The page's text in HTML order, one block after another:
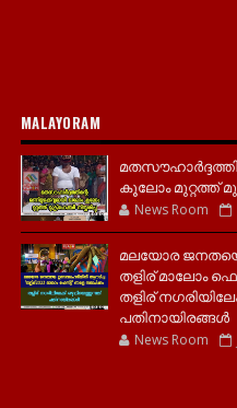
MALAYORAM
കൂലോം മുറ്റത്ത്
News Room
മലയോര
തളിര് മാലോം
തളിര്
പതിനായിരങ്ങൾ
News Room